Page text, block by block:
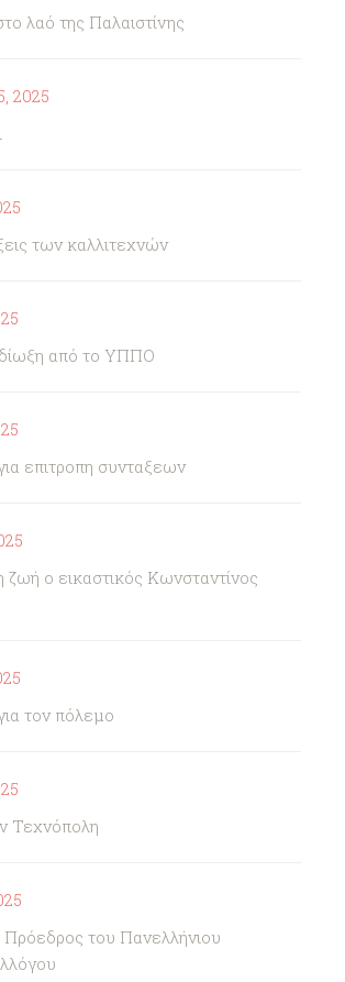
λαό της Παλαιστίνης
2025
των καλλιτεχνών
από το ΥΠΠΟ
επιτροπη συνταξεων
ο εικαστικός Κωνσταντίνος
τον πόλεμο
Τεχνόπολη
του Πανελλήνιου